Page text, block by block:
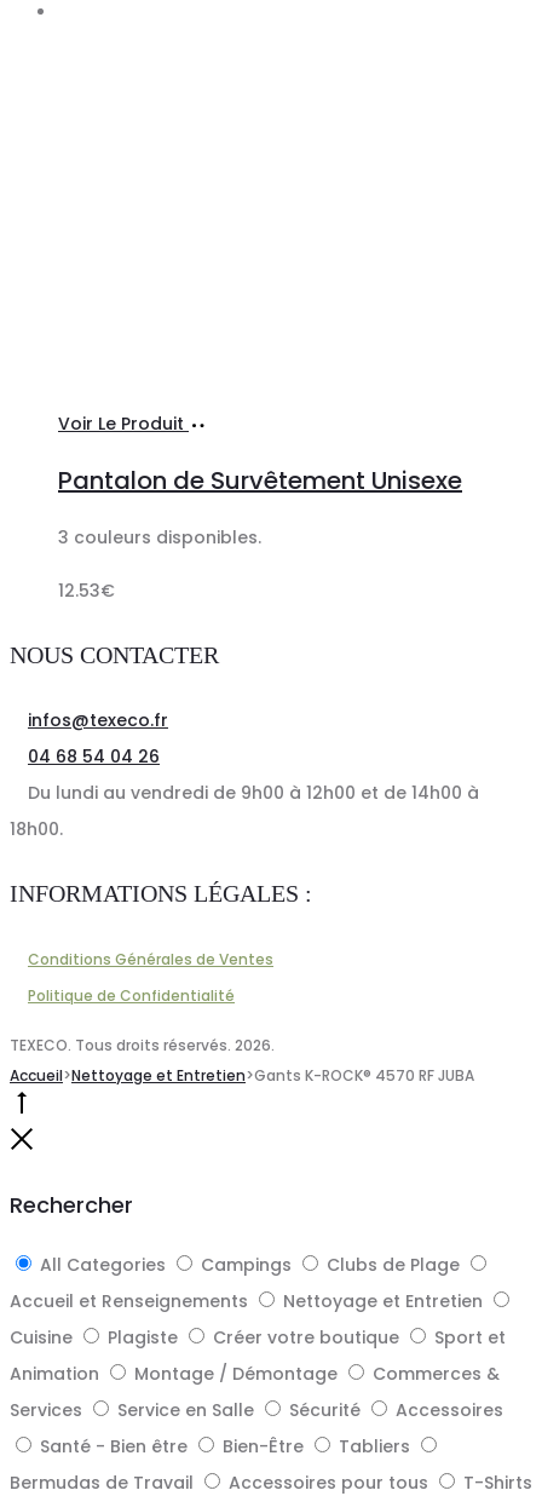
Voir Le Produit
panier
Pantalon de Survêtement Unisexe
3 couleurs disponibles.
12.53€
NOUS CONTACTER
infos@texeco.fr
04 68 54 04 26
Du lundi au vendredi de 9h00 à 12h00 et de 14h00 à
18h00.
INFORMATIONS LÉGALES :
Conditions Générales de Ventes
Politique de Confidentialité
TEXECO. Tous droits réservés. 2026.
Accueil>Nettoyage et Entretien>Gants K-ROCK® 4570 RF JUBA
Rechercher
All Categories Campings
Clubs de Plage
Accueil et Renseignements
Nettoyage et Entretien
Cuisine
Plagiste Créer votre boutique
Sport et
Animation
Montage / Démontage
Commerces &
Services
Service en Salle Sécurité
Accessoires
Santé - Bien être
Bien-Être
Tabliers
Bermudas de Travail
Accessoires pour tous
T-Shirts